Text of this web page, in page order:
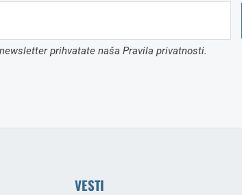
prihvatate naša Pravila privatnosti.
VESTI